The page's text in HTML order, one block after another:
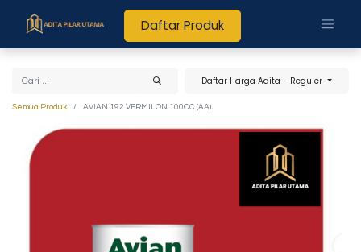
Daftar Produk
Daftar Harga Adita - Reguler
Semua Produk AVIAN 192 VERMILON 100CC (AA)